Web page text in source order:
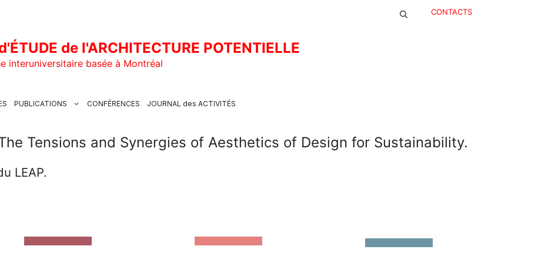
CONTACTS
de l'ARCHITECTURE POTENTIELLE
interuniversitaire basée à Montréal
PUBLICATIONS CONFÉRENCES JOURNAL des ACTIVITÉS
Tensions and Synergies of Aesthetics of Design for Sustainability.
LEAP.